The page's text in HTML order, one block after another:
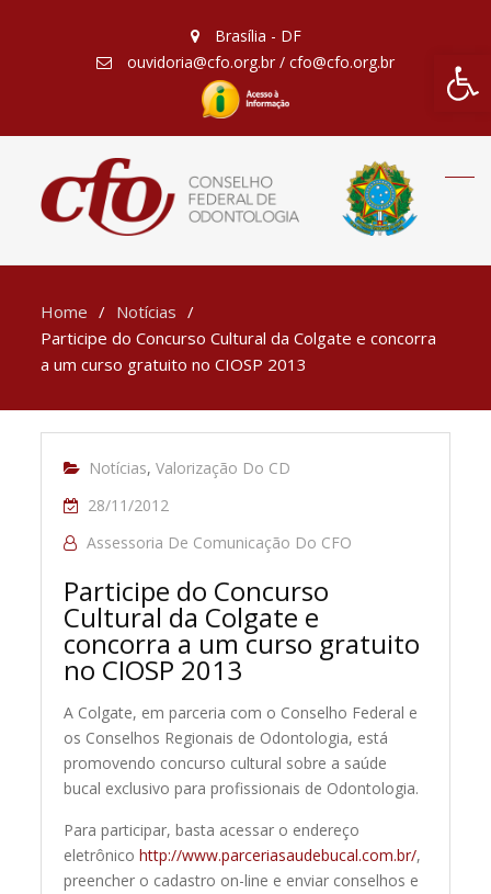
Barra
Brasília - DF
ouvidoria@cfo.org.br / cfo@cfo.org.br
Home
Notícias
Participe do Concurso Cultural da Colgate e concorra
a um curso gratuito no CIOSP 2013
Notícias,Valorização Do CD
28/11/2012
Assessoria De Comunicação Do CFO
Participe do Concurso
Cultural da Colgate e
concorra a um curso gratuito
no CIOSP 2013
A Colgate, em parceria com o Conselho Federal e
os Conselhos Regionais de Odontologia, está
promovendo concurso cultural sobre a saúde
bucal exclusivo para profissionais de Odontologia.
Para participar, basta acessar o endereço
eletrônicohttp://www.parceriasaudebucal.com.br/,
preencher o cadastro on-line e enviar conselhos e